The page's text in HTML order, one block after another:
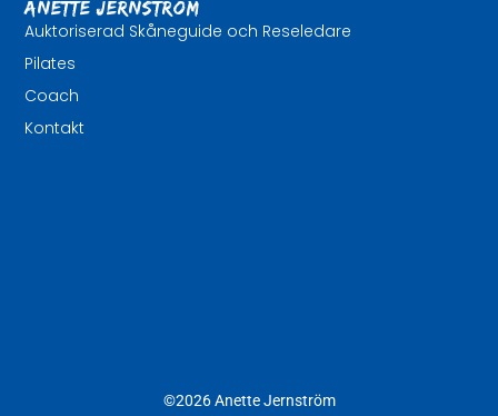
Anette Jernström
Auktoriserad Skåneguide och Reseledare
Pilates
Coach
Kontakt
©2026 Anette Jernström